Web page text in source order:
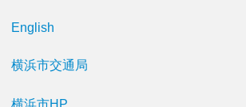
English
横浜市交通局
横浜市HP